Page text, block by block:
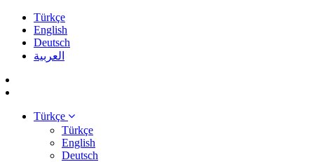
Türkçe
English
Deutsch
العربية
Türkçe
Türkçe
English
Deutsch